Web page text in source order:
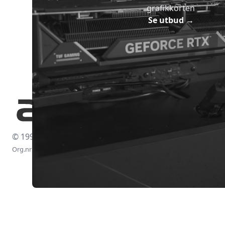
grafikkorten
Se utbud→
© 1997-2026
Org.nr: 556438-4260